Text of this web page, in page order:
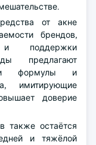
от акне
брендов,
и поддержки
предлагают
формулы и
имитирующие
доверие
также остаётся
и тяжёлой